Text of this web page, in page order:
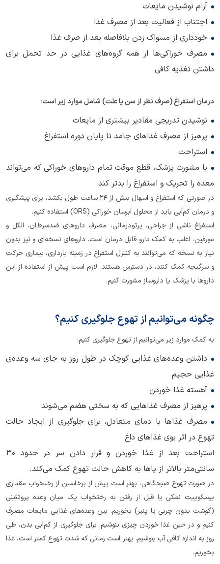
آرام نوشیدن مایعات
اجتناب از فعالیت بعد از مصرف غذا
خودداری از مسواک زدن بلافاصله بعد از صرف غذا
مصرف خوراکی‌ها از همه گروه‌های غذایی در حد تحمل برای
داشتن تغذیه کافی
درمان استفراغ (صرف نظر از سن یا علت) شامل موارد زیر است:
نوشیدن تدریجی مقادیر بیشتری از مایعات
پرهیز از مصرف غذاهای جامد تا پایان دوره استفراغ
استراحت
با مشورت پزشک، قطع موقت تمام داروهای خوراکی که می‌تواند
معده را تحریک و استفراغ را بدتر کند.
در صورتی که استفراغ و اسهال بیش از 24 ساعت طول بکشد، برای پیشگیری
و درمان کم‌آبی باید از محلول آبرسان خوراکی (ORS) استفاده کنیم.
استفراغ ناشی از جراحی، پرتودرمانی، مصرف داروهای ضدسرطان، الکل و
مورفین، اغلب به کمک دارو قابل درمان است. داروهای نسخه‌ای و نیز بدون
نیاز به نسخه که می‌توانند به کنترل استفراغ در زمینه بارداری، بیماری حرکت
و سرگیجه کمک کنند، در دسترس هستند. لازم است پیش از استفاده از این
داروها با پزشک یا داروساز مشورت کنیم.
چگونه می‌توانیم از تهوع جلوگیری کنیم؟
به کمک موارد زیر می‌توانیم از تهوع جلوگیری کنیم:
داشتن وعده‌های غذایی کوچک در طول روز به جای سه وعده‌ی
غذایی حجیم
آهسته غذا خوردن
پرهیز از مصرف غذاهایی که به سختی هضم می‌شوند
مصرف غذاها با دمای متعادل، برای جلوگیری از ایجاد حالت
تهوع در اثر بوی غذاهای داغ
استراحت بعد از غذا خوردن و قرار دادن سر در حدود 30
سانتی‌متر بالاتر از پاها به کاهش حالت تهوع کمک می‌کند.
در صورت تهوع صبحگاهی، بهتر است پیش از برخاستن از رختخواب مقداری
بیسکوییت نمکی یا قبل از رفتن به رختخواب یک میان وعده پروتئینی
(گوشت بدون چربی یا پنیر) بخوریم. بین وعده‌های غذایی مایعات مصرف
کنیم و در حین غذا خوردن چیزی ننوشیم. برای جلوگیری از کم‌آبی بدن، طی
روز به اندازه کافی آب بنوشیم. بهتر است زمانی که شدت تهوع کمتر است، غذا
بخوریم.